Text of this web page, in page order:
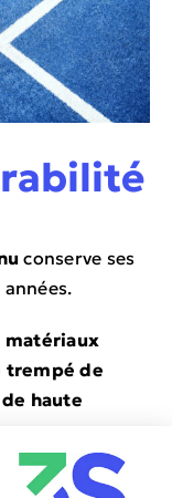
conserve ses
matériaux
trempé de
haute
à